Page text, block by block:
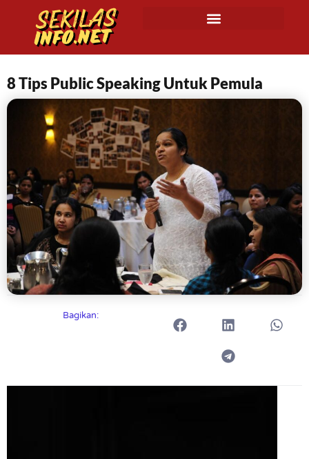
8 Tips Public Speaking Untuk Pemula
Bagikan: